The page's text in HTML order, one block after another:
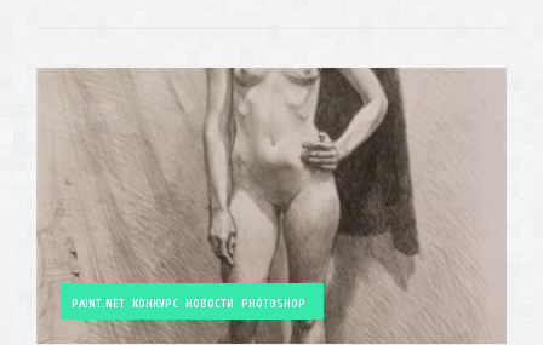
PAINT.NET КОНКУРС НОВОСТИ PHOTOSHOP